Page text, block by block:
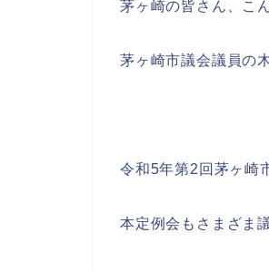
茅ヶ崎の皆さん、こ
茅ヶ崎市議会議員の
令和5年第2回茅ヶ崎
本定例会もさまざま